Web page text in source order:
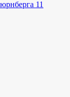
11